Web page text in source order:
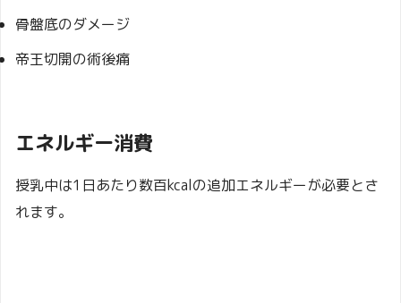
骨盤底のダメージ
帝王切開の術後痛
エネルギー消費
授乳中は1日あたり数百kcalの追加エネルギーが必要とさ
れます。